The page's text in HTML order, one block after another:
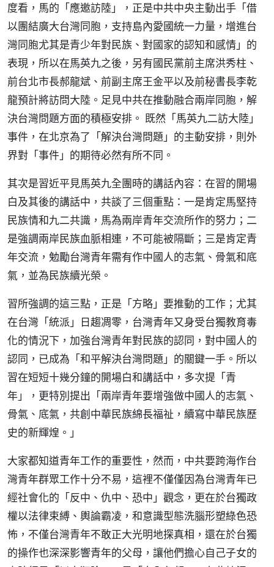
度看，馬的「應邀訪陸」，正是中共中央主動出手「借
以團結廣大台灣同胞，支持島內愛國統一力量，增進台
灣同胞尤其是青少年對民族、對國家的認知和感情」的
表現，所以在馬英九之後，另有國民黨前主席洪秀柱、
前台北市長郝龍斌、前副主席王金平以及前秘書長李乾
龍預計將訪問大陸。足見中共在推動融合兩岸同胞，解
決台灣問題方面的積極安排。 既然「馬英九二訪大陸」
事件，在北京為了「解決台灣問題」的主動安排，則外
界對「事件」的期待必然有所不同。
其次是習近平見馬英九全團時的講話內容：在習的開場
白及其後的講話中，共談了三個重點：一是肯定馬堅持
民族情和九二共識，馬為兩岸青年交流所作的努力；二
是強調兩岸民族血脈相連，不可能被隔斷；三是肯定青
年交流，勉勵台灣青年需有作中國人的志氣、骨氣和底
氣，並為民族續光榮。
習所強調的這三點，正是「方略」要推動的工作；尤其
在台灣「統派」日趨凋零，台灣青年又身受台獨教育毒
化的情況下，加強台灣青年對民族的認同，對中國人的
認同，已成為「和平解決台灣問題」的關鍵一手。所以
習在短短十幾分鐘的開場白和講話中，多次提「青
年」，更特別提出「兩岸青年要增強做中國人的志氣、
骨氣、底氣，共創中華民族綿長福祉，續寫中華民族歷
史的新輝煌。」
大家都知道青年工作的重要性，然而，中共要跨海作台
灣青年群眾工作十分不易，這裡不僅僅因為台灣青年已
經社會化的「反中、仇中、恐中」觀念，更在於台獨政
權以法律束縛、輿論霸凌，和意識型態洗腦形塑綠色恐
怖，不僅台灣青年不敢正大光明地探真相，還在於台獨
的操作也深深影響青年的父母，讓他們擔心自己子女的